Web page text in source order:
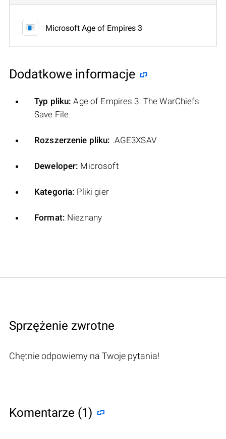
Microsoft Age of Empires 3
Dodatkowe informacje
Typ pliku: Age of Empires 3: The WarChiefs
Save File
Rozszerzenie pliku: .AGE3XSAV
Deweloper: Microsoft
Kategoria: Pliki gier
Format: Nieznany
Sprzężenie zwrotne
Chętnie odpowiemy na Twoje pytania!
Komentarze (1)